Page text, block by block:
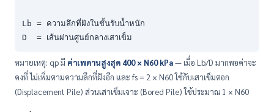
Lb = ความลึกที่ฝังในชั้นรับน้ำหนัก
D  = เส้นผ่านศูนย์กลางเสาเข็ม
หมายเหตุ: qp มี ค่าเพดานสูงสุด 400 × N60 kPa— เมื่อ Lb/D มากพอค่าจะ
คงที่ ไม่เพิ่มตามความลึกที่ฝังอีก และ fs = 2 × N60 ใช้กับเสาเข็มตอก
(Displacement Pile) ส่วนเสาเข็มเจาะ (Bored Pile) ใช้ประมาณ 1 × N60